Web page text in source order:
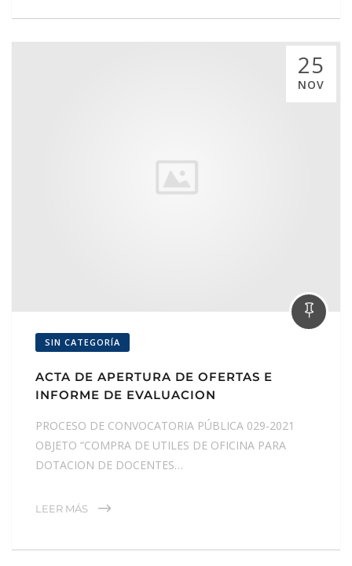
25
NOV
SIN CATEGORÍA
ACTA DE APERTURA DE OFERTAS E
INFORME DE EVALUACION
PROCESO DE CONVOCATORIA PÚBLICA 029-2021
OBJETO “COMPRA DE UTILES DE OFICINA PARA
DOTACION DE DOCENTES…
LEER MÁS